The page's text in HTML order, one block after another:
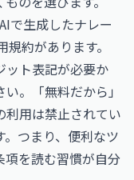
で生成したナレー
約があります。
ット表記が必要か
。「無料だから」
利用は禁止されてい
つまり、便利なツ
項を読む習慣が自分